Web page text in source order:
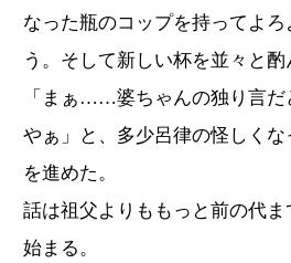
なった瓶のコップを持ってよ
う。そして新しい杯を並々と
「まぁ……婆ちゃんの独り言だ
やぁ」と、多少呂律の怪しく
を進めた。
話は祖父よりももっと前の代
始まる。